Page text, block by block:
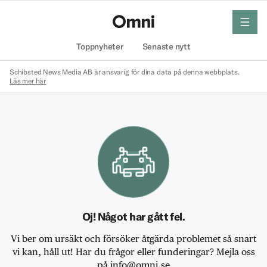
Toppnyheter Senaste nytt
meny
Schibsted News Media AB är ansvarig för dina data på denna webbplats.
Läs mer här
Oj! Något har gått fel.
Vi ber om ursäkt och försöker åtgärda problemet så snart
vi kan, håll ut! Har du frågor eller funderingar? Mejla oss